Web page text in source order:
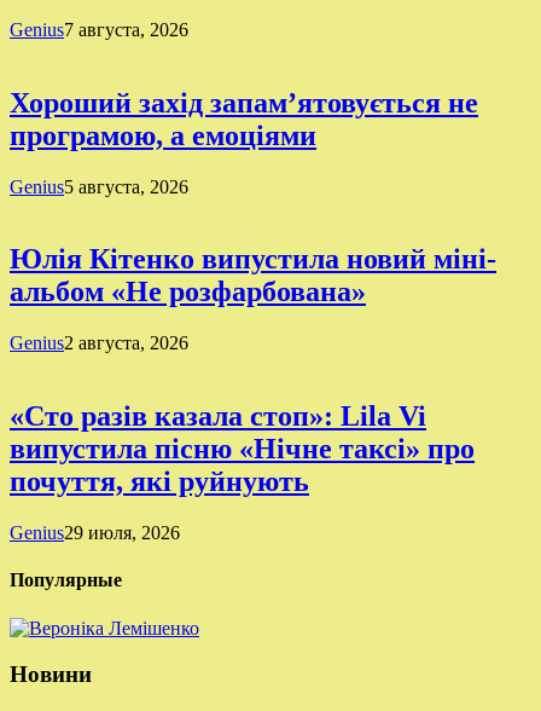
Genius7 августа, 2026
Хороший захід запам’ятовується не
програмою, а емоціями
Genius5 августа, 2026
Юлія Кітенко випустила новий міні-
альбом «Не розфарбована»
Genius2 августа, 2026
«Сто разів казала стоп»: Lila Vi
випустила пісню «Нічне таксі» про
почуття, які руйнують
Genius29 июля, 2026
Популярные
Новини